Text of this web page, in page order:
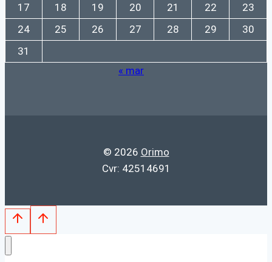
17
18 19 20 21 22
23
24
25 26 27 28 29
30
31
« mar
© 2026 Orimo
Cvr: 42514691